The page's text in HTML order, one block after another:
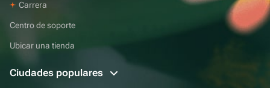
Carrera
Centro de soporte
Ubicar una tienda
Ciudades populares